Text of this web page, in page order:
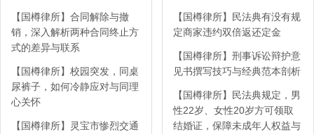
【国樽律所】合同解除与撤
销，深入解析两种合同终止方
式的差异与联系
【国樽律所】校园突发，同桌
尿裤子，如何冷静应对与同理
心关怀
【国樽律所】灵宝市惨烈交通
【国樽律所】民法典有没有规
定商家违约双倍返还定金
【国樽律所】刑事诉讼辩护意
见书撰写技巧与经典范本剖析
【国樽律所】民法典规定，男
性22岁、女性20岁方可领取
结婚证，保障未成年人权益与